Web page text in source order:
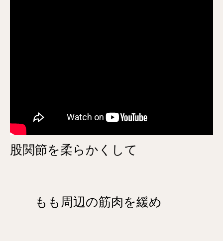
股関節を柔らかくして
もも周辺の筋肉を緩め